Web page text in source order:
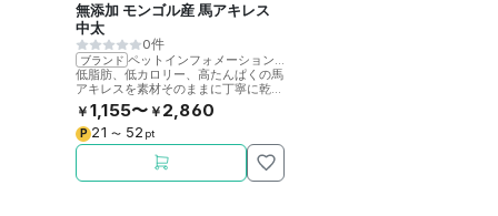
無添加 モンゴル産 馬アキレス
中太
0件
ブランド
低脂肪、低カロリー、高たんぱくの馬
アキレスを素材そのままに丁寧に乾燥
させました。噛むことで歯の健康をサ
ポート。
￥ 1,155〜 ￥ 2,860
P 21 〜 52 pt